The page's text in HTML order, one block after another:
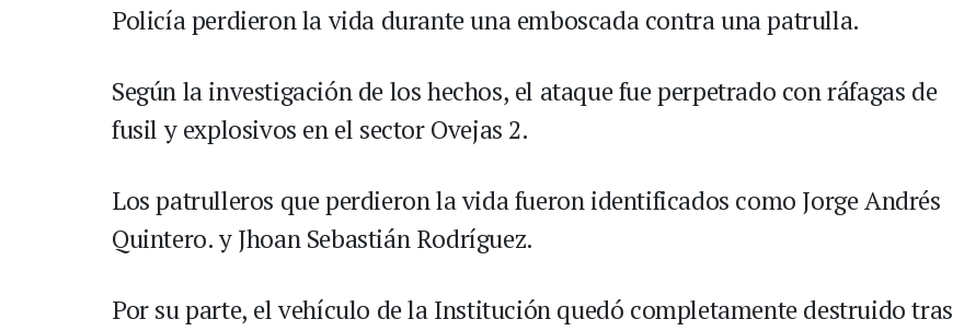
Policía perdieron la vida durante una emboscada contra una patrulla.
Según la investigación de los hechos, el ataque fue perpetrado con ráfagas de
fusil y explosivos en el sector Ovejas 2.
Los patrulleros que perdieron la vida fueron identificados como Jorge Andrés
Quintero. y Jhoan Sebastián Rodríguez.
Por su parte, el vehículo de la Institución quedó completamente destruido tras